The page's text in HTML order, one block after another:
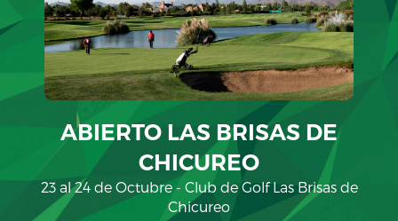
ABIERTO LAS BRISAS DE
CHICUREO
23 al 24 de Octubre - Club de Golf Las Brisas de
Chicureo